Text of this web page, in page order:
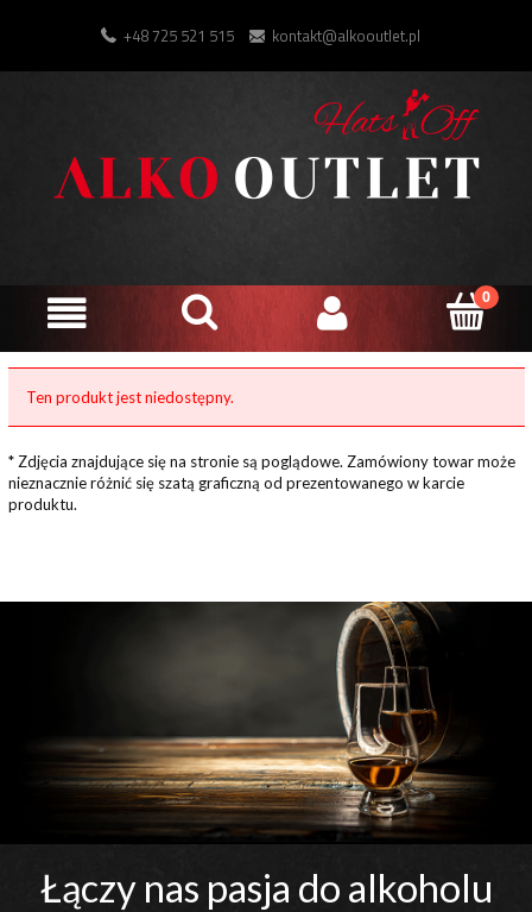
+48 725 521 515 kontakt@alkooutlet.pl
Ten produkt jest niedostępny.
* Zdjęcia znajdujące się na stronie są poglądowe. Zamówiony towar może
nieznacznie różnić się szatą graficzną od prezentowanego w karcie
produktu.
Łączy nas pasja do alkoholu